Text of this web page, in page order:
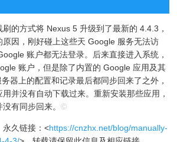
的方式将 Nexus 5 升级到了最新的 4.4.3，
因，刚好碰上这些天 Google 服务无法访
账户都无法登录。后来直接进入系统，
账户，但是除了内置的 Google 应用及其
器上的配置和记录最后都同步回来了之外，
并没有自动下载过来。重新安装那些应用，
没有同步回来。©
永久链接：<https://cnzhx.net/blog/manually-